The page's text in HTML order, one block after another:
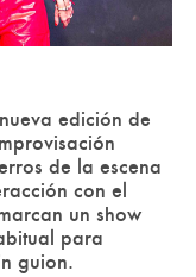
edición de
de la escena
con el
un show
para
guion.